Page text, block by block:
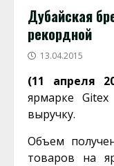
Дубайская
рекордной
13.04.2015
(11 апреля
ярмарке
выручку.
Объем
товаров на